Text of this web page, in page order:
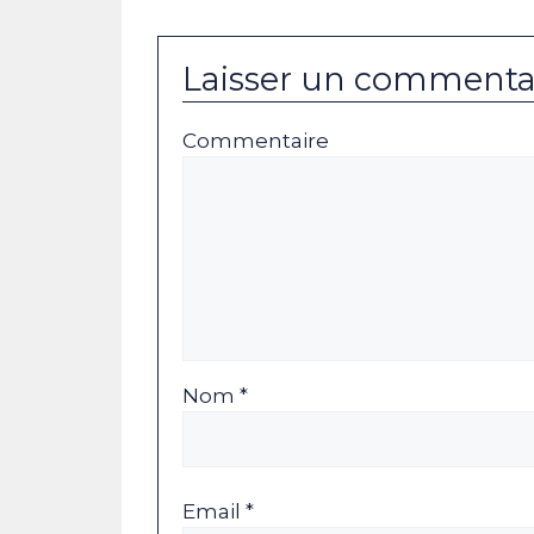
Laisser un
Commentaire
Nom *
Email *